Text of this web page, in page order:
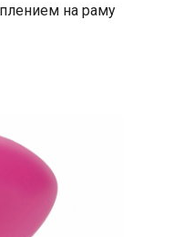
на раму